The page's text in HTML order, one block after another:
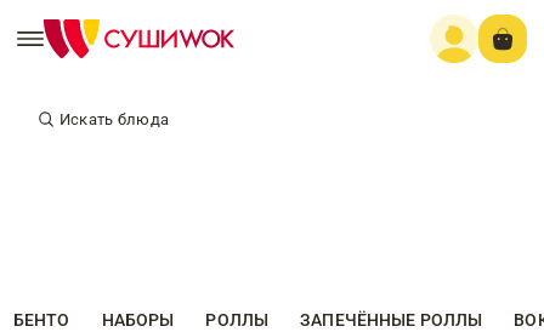
Искать блюда
БЕНТО НАБОРЫ РОЛЛЫ ЗАПЕЧЁННЫЕ РОЛЛЫ